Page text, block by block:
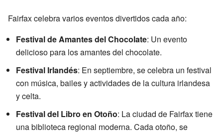
Fairfax celebra varios eventos divertidos cada año:
Festival de Amantes del Chocolate: Un evento
delicioso para los amantes del chocolate.
Festival Irlandés: En septiembre, se celebra un festival
con música, bailes y actividades de la cultura irlandesa
y celta.
Festival del Libro en Otoño: La ciudad de Fairfax tiene
una biblioteca regional moderna. Cada otoño, se